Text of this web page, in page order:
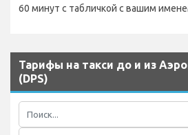
60 минут с табличкой с вашим
Тарифы на такси до и из
(DPS)